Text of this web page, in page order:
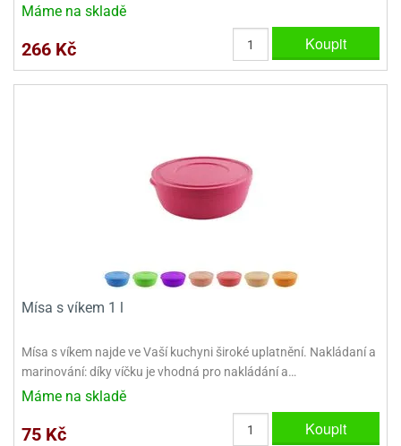
Máme na skladě
266 Kč Koupit
Mísa s víkem 1 l
Mísa s víkem najde ve Vaší kuchyni široké uplatnění. Nakládaní a
marinování: díky víčku je vhodná pro nakládání a…
Máme na skladě
75 Kč Koupit